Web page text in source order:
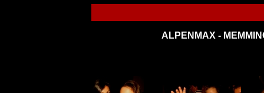
ALPENMAX -